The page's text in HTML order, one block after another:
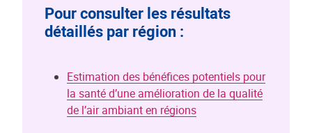
Pour consulter les résultats
détaillés par région :
Estimation des bénéfices potentiels pour
la santé d’une amélioration de la qualité
de l’air ambiant en régions